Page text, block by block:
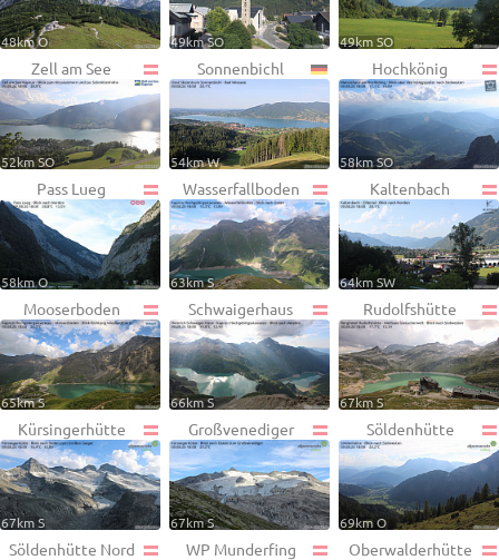
48km O 49km SO 49km SO
Zell am See
52km SO
Sonnenbichl
54km W
Hochkönig
58km SO
Pass Lueg
58km O
Wasserfallboden
63km S
Kaltenbach
64km SW
Mooserboden
65km S
Schwaigerhaus
66km S
Rudolfshütte
67km S
Kürsingerhütte
67km S
Großvenediger
67km S
Söldenhütte
69km O
Söldenhütte Nord WP Munderfing Oberwalderhütte